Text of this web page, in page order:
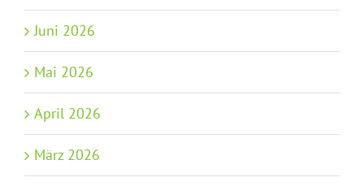
Juni 2026
Mai 2026
April 2026
März 2026